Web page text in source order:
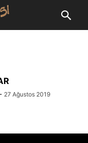
- 27 Ağustos 2019